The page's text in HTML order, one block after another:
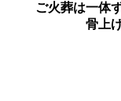
ご火葬は一体
骨上